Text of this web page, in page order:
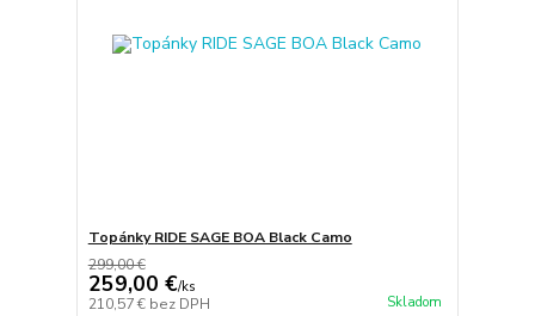
Topánky RIDE SAGE BOA Black Camo
299,00 €
259,00 €/ks
210,57 € bez DPH Skladom